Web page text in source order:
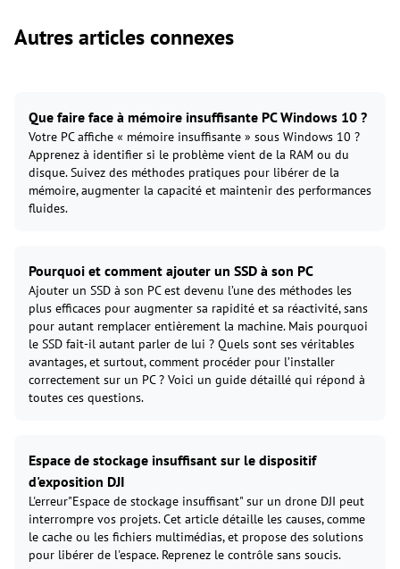
Autres articles connexes
Que faire face à mémoire insuffisante PC Windows 10 ?
Votre PC affiche « mémoire insuffisante » sous Windows 10 ?
Apprenez à identifier si le problème vient de la RAM ou du
disque. Suivez des méthodes pratiques pour libérer de la
mémoire, augmenter la capacité et maintenir des performances
fluides.
Pourquoi et comment ajouter un SSD à son PC
Ajouter un SSD à son PC est devenu l’une des méthodes les
plus efficaces pour augmenter sa rapidité et sa réactivité, sans
pour autant remplacer entièrement la machine. Mais pourquoi
le SSD fait-il autant parler de lui ? Quels sont ses véritables
avantages, et surtout, comment procéder pour l’installer
correctement sur un PC ? Voici un guide détaillé qui répond à
toutes ces questions.
Espace de stockage insuffisant sur le dispositif
d'exposition DJI
L'erreur"Espace de stockage insuffisant" sur un drone DJI peut
interrompre vos projets. Cet article détaille les causes, comme
le cache ou les fichiers multimédias, et propose des solutions
pour libérer de l'espace. Reprenez le contrôle sans soucis.